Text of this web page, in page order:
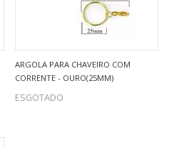
ARGOLA PARA CHAVEIRO COM
CORRENTE - OURO(25MM)
ESGOTADO